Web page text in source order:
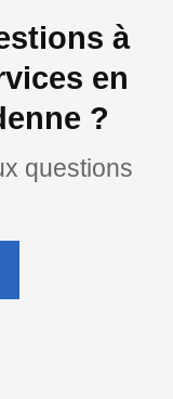
à
en
?
questions